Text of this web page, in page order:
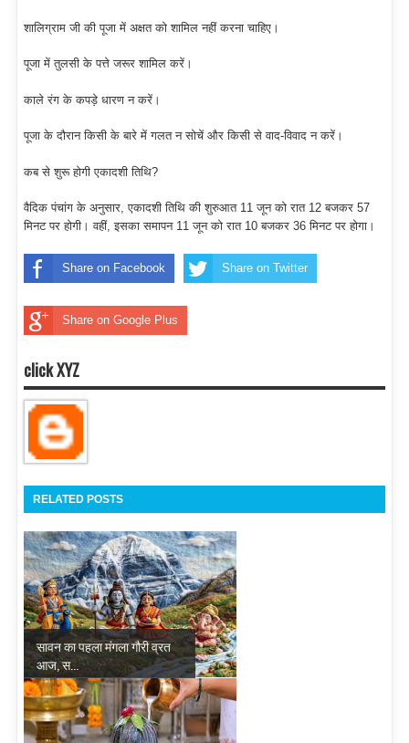
शालिग्राम जी की पूजा में अक्षत को शामिल नहीं करना चाहिए।
पूजा में तुलसी के पत्ते जरूर शामिल करें।
काले रंग के कपड़े धारण न करें।
पूजा के दौरान किसी के बारे में गलत न सोचें और किसी से वाद-विवाद न करें।
कब से शुरू होगी एकादशी तिथि?
वैदिक पंचांग के अनुसार, एकादशी तिथि की शुरुआत 11 जून को रात 12 बजकर 57
मिनट पर होगी। वहीं, इसका समापन 11 जून को रात 10 बजकर 36 मिनट पर होगा।
Share on Facebook Share on Twitter
Share on Google Plus
click XYZ
RELATED POSTS
सावन का पहला मंगला गौरी व्रत
आज, स...